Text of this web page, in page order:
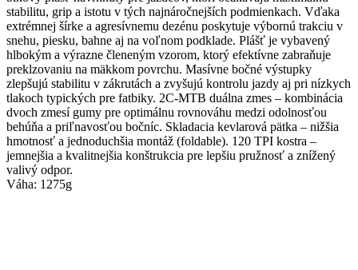
stabilitu, grip a istotu v tých najnáročnejších podmienkach. Vďaka
extrémnej šírke a agresívnemu dezénu poskytuje výbornú trakciu v
snehu, piesku, bahne aj na voľnom podklade. Plášť je vybavený
hlbokým a výrazne členeným vzorom, ktorý efektívne zabraňuje
preklzovaniu na mäkkom povrchu. Masívne bočné výstupky
zlepšujú stabilitu v zákrutách a zvyšujú kontrolu jazdy aj pri nízkych
tlakoch typických pre fatbiky. 2C-MTB duálna zmes – kombinácia
dvoch zmesí gumy pre optimálnu rovnováhu medzi odolnosťou
behúňa a priľnavosťou bočníc. Skladacia kevlarová pätka – nižšia
hmotnosť a jednoduchšia montáž (foldable). 120 TPI kostra –
jemnejšia a kvalitnejšia konštrukcia pre lepšiu pružnosť a znížený
valivý odpor.
Váha: 1275g